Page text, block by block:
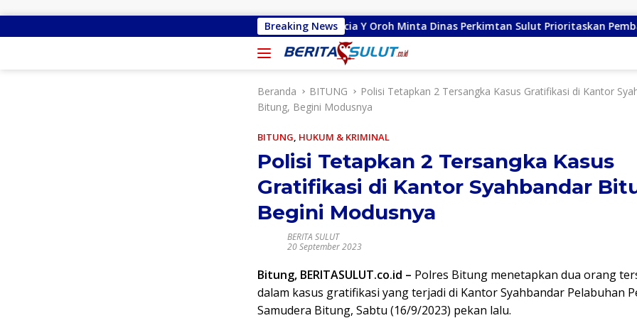
Breaking News
Malu Bertemu Konstiuen, Gracia Y Oroh Minta Dinas Perkimtan Sulut Prioritaskan Pembangunan Akses
Beranda BITUNG
Polisi Tetapkan 2 Tersangka Kasus Gratifikasi di Kantor
Bitung, Begini Modusnya
BITUNG, HUKUM & KRIMINAL
Polisi Tetapkan 2 Tersangka Kasus
Gratifikasi di Kantor Syahbandar
Begini Modusnya
BERITA SULUT
20 September 2023
Bitung, BERITASULUT.co.id – Polres Bitung menetapkan dua orang
dalam kasus gratifikasi yang terjadi di Kantor Syahbandar Pelabuhan
Samudera Bitung, Sabtu (16/9/2023) pekan lalu.